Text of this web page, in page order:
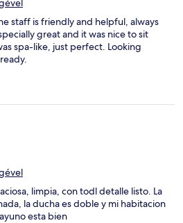
staff is friendly and helpful, always
great and it was nice to sit
spa-like, just perfect. Looking
limpia, con todl detalle listo. La
la ducha es doble y mi habitacion
esta bien